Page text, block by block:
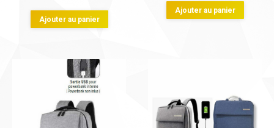
Ajouter au panier
Ajouter au panier